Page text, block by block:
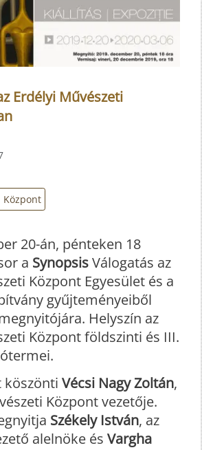
Erdélyi Művészeti
Központ
20-án, pénteken 18
a SynopsisVálogatás az
Központ Egyesület és a
gyűjteményeiből
Helyszín az
Központ földszinti és III.
köszönti Vécsi Nagy Zoltán,
Központ vezetője.
Székely István, az
alelnöke és Vargha